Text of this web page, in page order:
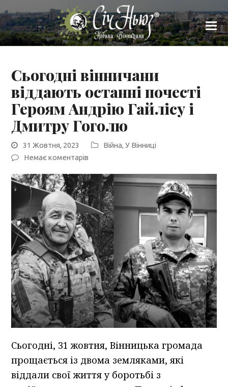
Сьогодні вінничани
віддають останні почесті
Героям Андрію Гайлісу і
Дмитру Гоголю
31 Жовтня, 2023 Війна,У Вінниці
Немає коментарів
Сьогодні, 31 жовтня, Вінницька громада
прощається із двома земляками, які
віддали свої життя у боротьбі з